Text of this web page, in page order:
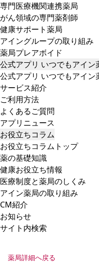
専門医療機関連携薬局
がん領域の専門薬剤師
健康サポート薬局
アイングループの取り組み
薬局プレアボイド
公式アプリ いつでもアイン
公式アプリ いつでもアイン
サービス紹介
ご利用方法
よくあるご質問
アプリニュース
お役立ちコラム
お役立ちコラムトップ
薬の基礎知識
健康お役立ち情報
医療制度と薬局のしくみ
アイン薬局の取り組み
CM紹介
お知らせ
サイト内検索
薬局詳細へ戻る